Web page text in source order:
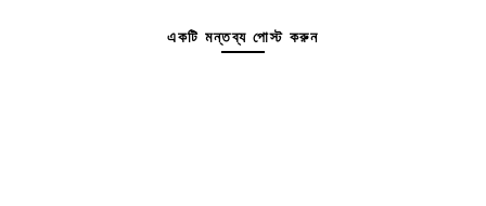
একটি মন্তব্য পোস্ট করুন